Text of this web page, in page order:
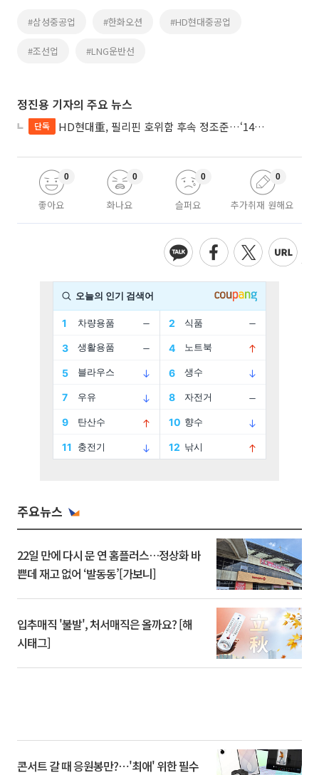
#삼성중공업 #한화오션 #HD현대중공업
#조선업 #LNG운반선
정진용 기자의 주요 뉴스
단독 HD현대重, 필리핀 호위함 후속 정조준…‘14척+α’ 싹쓸이 노린다
좋아요
0
화나요
0
슬퍼요
0
추가취재 원해요
0
주요뉴스
22일 만에 다시 문 연 홈플러스…정상화 바
쁜데 재고 없어 ‘발동동’[가보니]
입추매직 '불발', 처서매직은 올까요? [해
시태그]
콘서트 갈 때 응원봉만?⋯'최애' 위한 필수